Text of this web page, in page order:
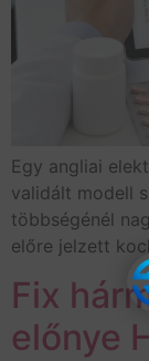
Egy angliai
validált modell
többségénél
előre jelzett
Fix
előnye